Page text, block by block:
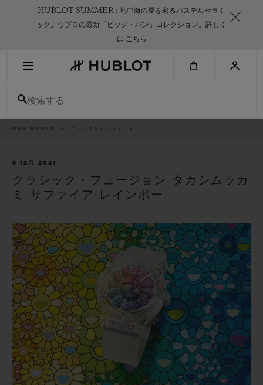
HUBLOT SUMMER : 地中海の夏を彩るパステルセラミ
ック。ウブロの最新「ビッグ・バン」コレクション。詳しく
は こちら
検索する
パ
ト
OUR WORLD ニュース＆イベント ..
8 12月 2021
クラシック・フュージョン タカシムラカ
ミ サファイア レインボー
最近の検索はありません
新作
ビッグ・バン
サマー マルチカラーセラ
ミック
ビッグ・バン
ピーチセラミック
スピリット オブ ビ
バン
エッセンシャル
特別なサービス
5＋5年保証